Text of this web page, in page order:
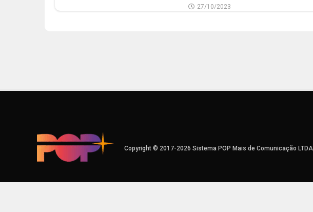
27/10/2023
Copyright © 2017-2026 Sistema POP Mais de Comunicação LTDA